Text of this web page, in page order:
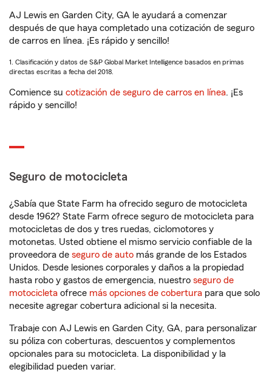
AJ Lewis en Garden City, GA le ayudará a comenzar
después de que haya completado una cotización de seguro
de carros en línea. ¡Es rápido y sencillo!
1. Clasificación y datos de S&P Global Market Intelligence basados en primas
directas escritas a fecha del 2018.
Comience su cotización de seguro de carros en línea. ¡Es
rápido y sencillo!
Seguro de motocicleta
¿Sabía que State Farm ha ofrecido seguro de motocicleta
desde 1962? State Farm ofrece seguro de motocicleta para
motocicletas de dos y tres ruedas, ciclomotores y
motonetas. Usted obtiene el mismo servicio confiable de la
proveedora de seguro de auto más grande de los Estados
Unidos. Desde lesiones corporales y daños a la propiedad
hasta robo y gastos de emergencia, nuestro seguro de
motocicleta ofrece más opciones de cobertura para que solo
necesite agregar cobertura adicional si la necesita.
Trabaje con AJ Lewis en Garden City, GA, para personalizar
su póliza con coberturas, descuentos y complementos
opcionales para su motocicleta. La disponibilidad y la
elegibilidad pueden variar.